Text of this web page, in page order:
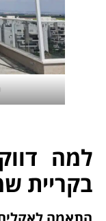
למה
בקריית